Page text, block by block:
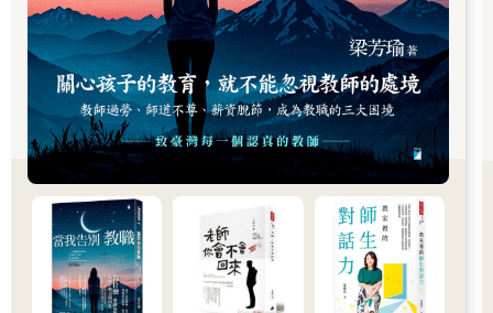
具備最先進的設備，並且提出高於美國平均水準的薪資條件。中
國大學在國際排名競爭也有所斬獲：根據二〇二一年《泰晤士高
等教育》（Times Higher Education）的排名，清華大學（中國兩
所頂尖大學之一）不僅是亞洲排名第一的大學，也是世界排名前
二十的大學。
有人說中國新一代的年輕菁英在無意中成為國家的代理人，幫助
中國征服世界。雖然這些臆測都是無法證實的陰謀論，但中國的
青年菁英正在證明自己是世界上最優秀的人才之一。根據「國際
學生能力評估計畫」（Programme for International Student
Assessment, PISA）的科學和數學的競賽成績，中國學生的表現
超越其他國家的學生。PISA的報告也顯示，即使是中國貧困家庭
的學生，也比OECD其他國家的底層學生表現得更好。學校的教
職員之間經常出現的話題，是近年來有越來越多的中國學生申請